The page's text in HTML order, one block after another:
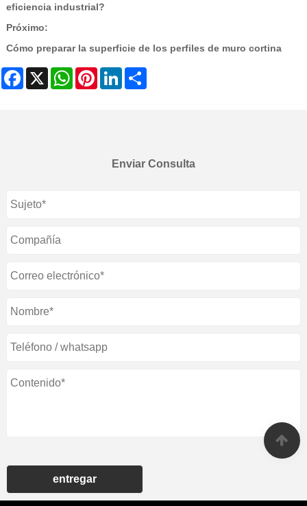
eficiencia industrial?
Próximo:
Cómo preparar la superficie de los perfiles de muro cortina
Facebook
X WhatsAppPinterestLinkedIn
Enviar Consulta
entregar